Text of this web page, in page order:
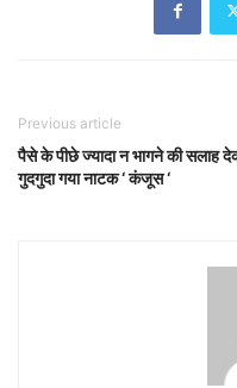
Previous article
पैसे के पीछे ज्यादा न भागने की सलाह
गुदगुदा गया नाटक ‘ कंजूस ‘